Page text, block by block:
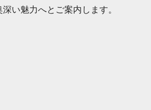
い魅力へとご案内します。